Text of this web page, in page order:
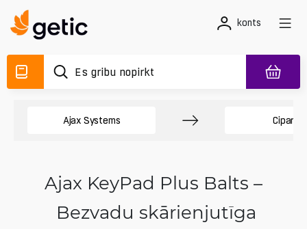
konts
Ajax Systems Ciparu
Ajax KeyPad Plus Balts –
Bezvadu skārienjutīga